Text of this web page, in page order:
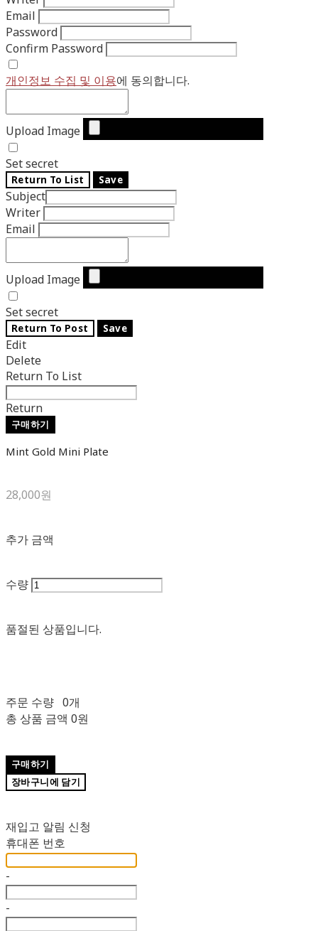
Email
Password
Confirm Password
개인정보 수집 및 이용에 동의합니다.
Upload Image
Set secret
Return To List Save
Subject
Writer
Email
Upload Image
Set secret
Return To Post Save
Edit
Delete
Return To List
Return
구매하기
Mint Gold Mini Plate
28,000원
추가 금액
수량
품절된 상품입니다.
주문 수량 0개
총 상품 금액 0원
구매하기
장바구니에 담기
재입고 알림 신청
휴대폰 번호
-
-